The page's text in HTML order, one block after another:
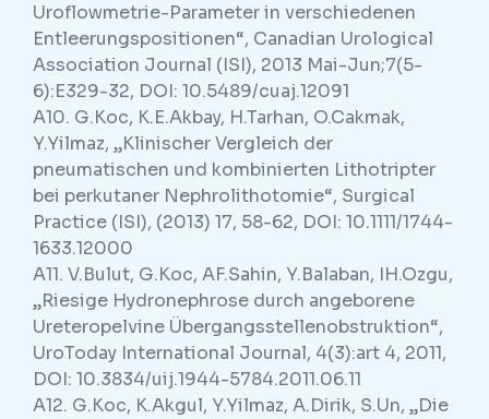
Uroflowmetrie-Parameter in verschiedenen
Entleerungspositionen“, Canadian Urological
Association Journal (ISI), 2013 Mai-Jun;7(5-
6):E329-32, DOI: 10.5489/cuaj.12091
A10. G.Koc, K.E.Akbay, H.Tarhan, O.Cakmak,
Y.Yilmaz, „Klinischer Vergleich der
pneumatischen und kombinierten Lithotripter
bei perkutaner Nephrolithotomie“, Surgical
Practice (ISI), (2013) 17, 58-62, DOI: 10.1111/1744-
1633.12000
A11. V.Bulut, G.Koc, AF.Sahin, Y.Balaban, IH.Ozgu,
„Riesige Hydronephrose durch angeborene
Ureteropelvine Übergangsstellenobstruktion“,
UroToday International Journal, 4(3):art 4, 2011,
DOI: 10.3834/uij.1944-5784.2011.06.11
A12. G.Koc, K.Akgul, Y.Yilmaz, A.Dirik, S.Un, „Die